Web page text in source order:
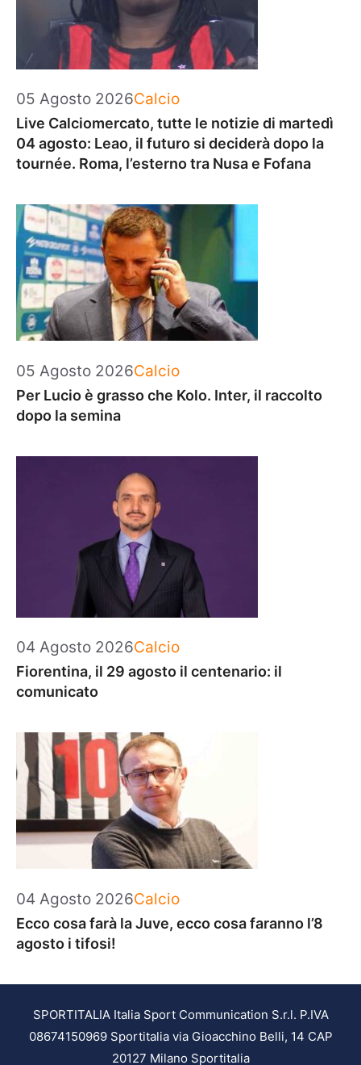
05 Agosto 2026Categorie
Calcio
Live Calciomercato, tutte le notizie di martedì
04 agosto: Leao, il futuro si deciderà dopo la
tournée. Roma, l’esterno tra Nusa e Fofana
05 Agosto 2026Categorie
Calcio
Per Lucio è grasso che Kolo. Inter, il raccolto
dopo la semina
04 Agosto 2026Categorie
Calcio
Fiorentina, il 29 agosto il centenario: il
comunicato
04 Agosto 2026Categorie
Calcio
Ecco cosa farà la Juve, ecco cosa faranno l’8
agosto i tifosi!
SPORTITALIA Italia Sport Communication S.r.l. P.IVA
08674150969 Sportitalia via Gioacchino Belli, 14 CAP
20127 Milano Sportitalia